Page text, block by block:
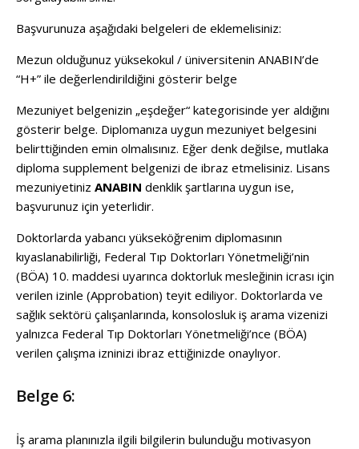
Başvurunuza aşağıdaki belgeleri de eklemelisiniz:
Mezun olduğunuz yüksekokul / üniversitenin ANABIN’de
“H+” ile değerlendirildiğini gösterir belge
Mezuniyet belgenizin „eşdeğer“ kategorisinde yer aldığını
gösterir belge. Diplomanıza uygun mezuniyet belgesini
belirttiğinden emin olmalısınız. Eğer denk değilse, mutlaka
diploma supplement belgenizi de ibraz etmelisiniz. Lisans
mezuniyetiniz ANABIN denklik şartlarına uygun ise,
başvurunuz için yeterlidir.
Doktorlarda yabancı yükseköğrenim diplomasının
kıyaslanabilirliği, Federal Tıp Doktorları Yönetmeliği’nin
(BÖA) 10. maddesi uyarınca doktorluk mesleğinin icrası için
verilen izinle (Approbation) teyit ediliyor. Doktorlarda ve
sağlık sektörü çalışanlarında, konsolosluk iş arama vizenizi
yalnızca Federal Tıp Doktorları Yönetmeliği’nce (BÖA)
verilen çalışma izninizi ibraz ettiğinizde onaylıyor.
Belge 6:
İş arama planınızla ilgili bilgilerin bulunduğu motivasyon